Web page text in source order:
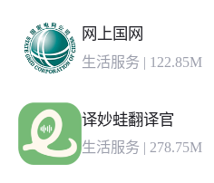
网上国网
生活服务 | 122.85M
译妙蛙翻译官
生活服务 | 278.75M